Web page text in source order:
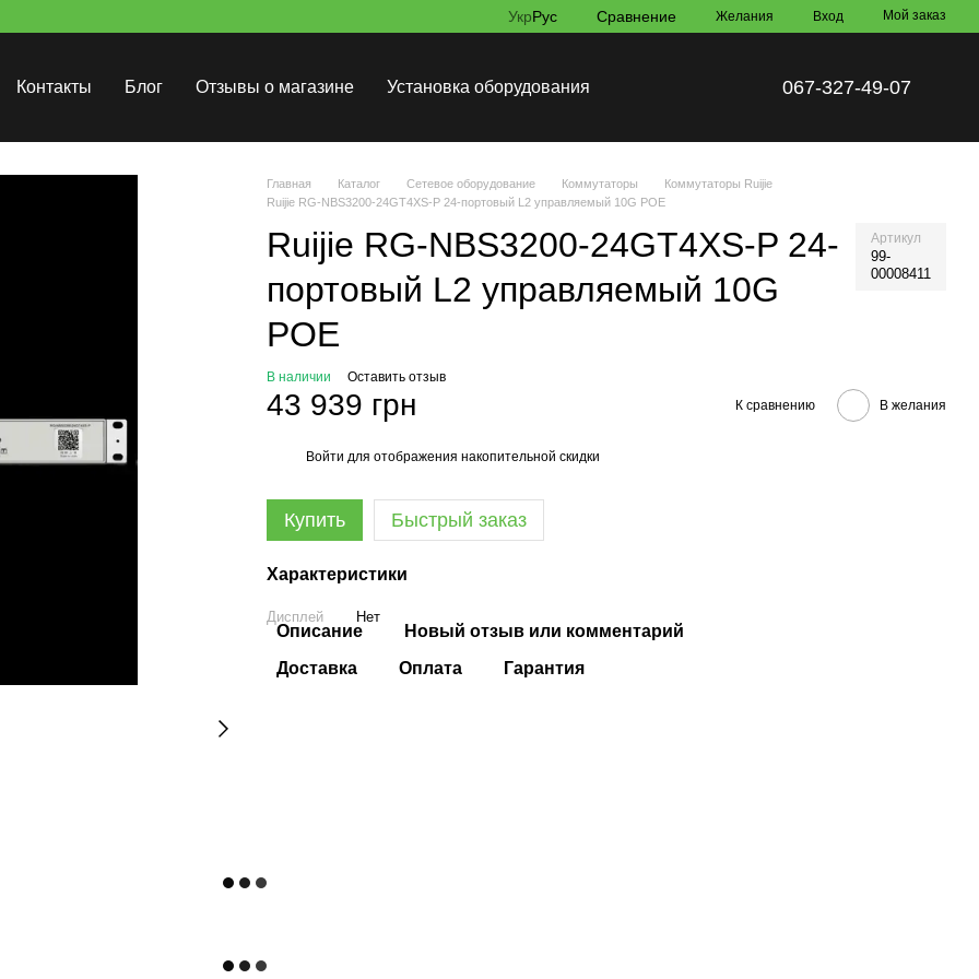
УкрРус Сравнение Желания Вход Мой заказ
Контакты Блог Отзывы о магазине Установка оборудования 067-327-49-07
Главная Каталог Сетевое оборудование Коммутаторы
Коммутаторы Ruijie
Ruijie RG-NBS3200-24GT4XS-P 24-портовый L2 управляемый 10G POE
Ruijie RG-NBS3200-24GT4XS-P 24-
портовый L2 управляемый 10G
POE
Артикул
99-
00008411
В наличии Оставить отзыв
43 939 грн К сравнению В желания
Войти для отображения накопительной скидки
Купить Быстрый заказ
Характеристики
Дисплей Нет
Описание
Новый отзыв или комментарий
Доставка
Оплата Гарантия